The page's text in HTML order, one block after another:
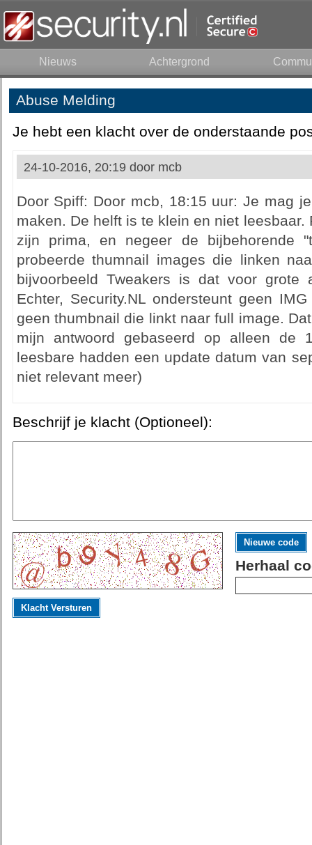
Nieuws Achtergrond
Abuse Melding
Je hebt een klacht over de onderstaande
24-10-2016, 20:19 door mcb
Door Spiff: Door mcb, 18:15 uur: Je mag
maken. De helft is te klein en niet
zijn prima, en negeer de bijbehorende
probeerde thumnail images die linken
bijvoorbeeld Tweakers is dat voor grote
Echter, Security.NL ondersteunt geen
geen thumbnail die linkt naar full image.
mijn antwoord gebaseerd op alleen de
leesbare hadden een update datum van
niet relevant meer)
Beschrijf je klacht (Optioneel):
Nieuwe code
Herhaal
Klacht Versturen